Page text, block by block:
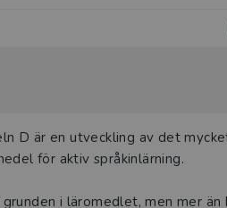
D är en utveckling av det
för aktiv språkinlärning.
i läromedlet, men mer än